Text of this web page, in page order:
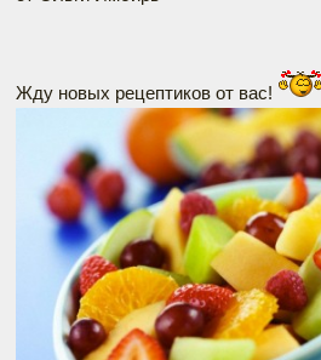
Жду новых рецептиков от вас!